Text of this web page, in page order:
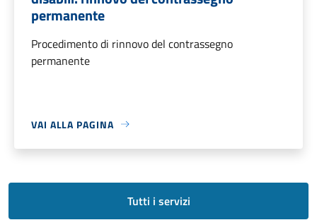
permanente
Procedimento di rinnovo del contrassegno
permanente
VAI ALLA PAGINA
Tutti i servizi